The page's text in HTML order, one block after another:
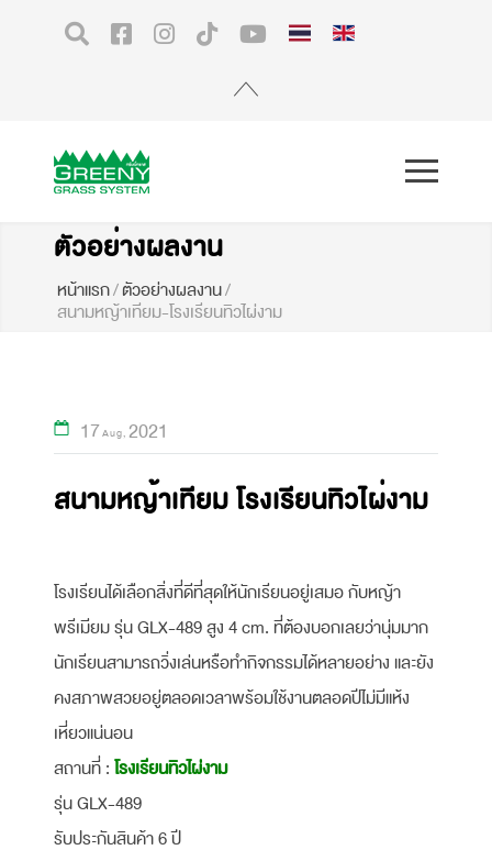
ตัวอย่างผลงาน
หน้าแรก/ตัวอย่างผลงาน/
สนามหญ้าเทียม-โรงเรียนทิวไผ่งาม
17Aug 2021
สนามหญ้าเทียม โรงเรียนทิวไผ่งาม
โรงเรียนได้เลือกสิ่งที่ดีที่สุดให้นักเรียนอยู่เสมอ กับหญ้า
พรีเมียม รุ่น GLX-489 สูง 4 cm. ที่ต้องบอกเลยว่านุ่มมาก
นักเรียนสามารถวิ่งเล่นหรือทำกิจกรรมได้หลายอย่าง และยัง
คงสภาพสวยอยู่ตลอดเวลาพร้อมใช้งานตลอดปีไม่มีแห้ง
เหี่ยวแน่นอน
สถานที่ : โรงเรียนทิวไผ่งาม
รุ่น GLX-489
รับประกันสินค้า 6 ปี